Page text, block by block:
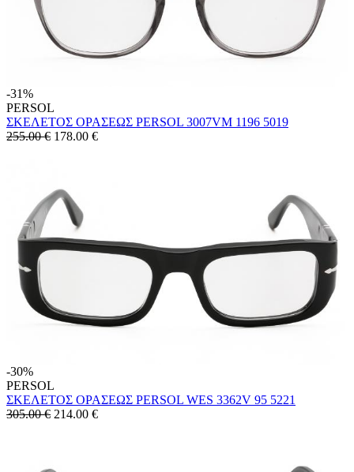
-31%
PERSOL
ΣΚΕΛΕΤΟΣ ΟΡΑΣΕΩΣ PERSOL 3007VM 1196 5019
255.00 € 178.00 €
-30%
PERSOL
ΣΚΕΛΕΤΟΣ ΟΡΑΣΕΩΣ PERSOL WES 3362V 95 5221
305.00 € 214.00 €